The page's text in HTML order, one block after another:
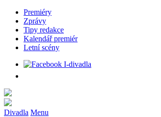
Premiéry
Zprávy
Tipy redakce
Kalendář premiér
Letní scény
Divadla Menu